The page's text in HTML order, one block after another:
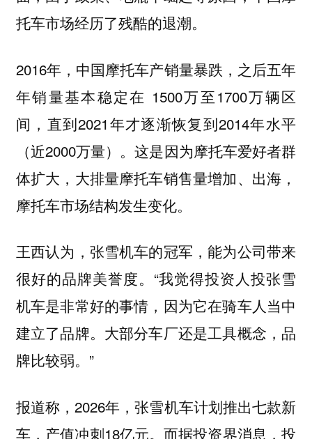
托车市场经历了残酷的退潮。
2016年，中国摩托车产销量暴跌，之后五年
年销量基本稳定在 1500万至1700万辆区
间，直到2021年才逐渐恢复到2014年水平
（近2000万量）。这是因为摩托车爱好者群
体扩大，大排量摩托车销售量增加、出海，
摩托车市场结构发生变化。
王西认为，张雪机车的冠军，能为公司带来
很好的品牌美誉度。“我觉得投资人投张雪
机车是非常好的事情，因为它在骑车人当中
建立了品牌。大部分车厂还是工具概念，品
牌比较弱。”
报道称，2026年，张雪机车计划推出七款新
车，产值冲刺18亿元。而据投资界消息，投